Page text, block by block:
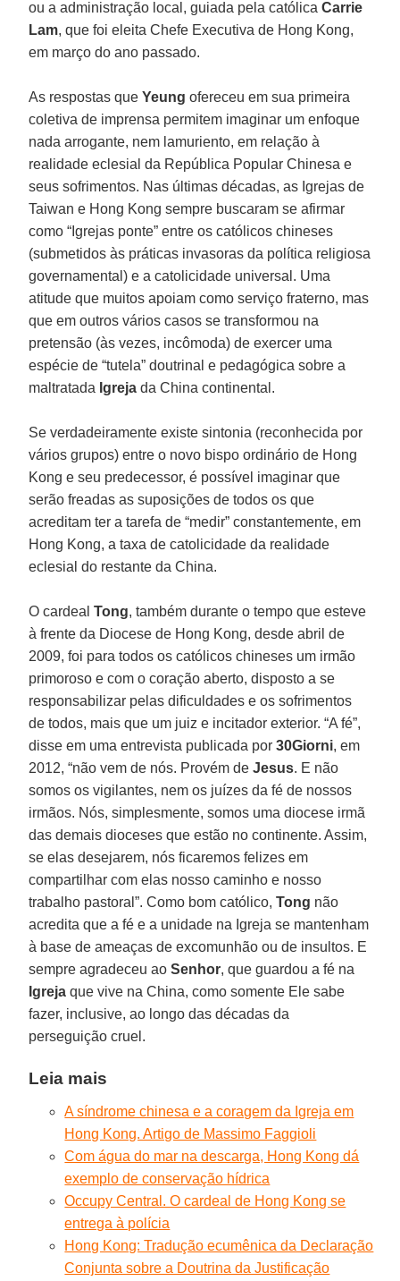
ou a administração local, guiada pela católicaCarrie
Lam, que foi eleita Chefe Executiva de Hong Kong,
em março do ano passado.
As respostas queYeung ofereceu em sua primeira
coletiva de imprensa permitem imaginar um enfoque
nada arrogante, nem lamuriento, em relação à
realidade eclesial da República Popular Chinesa e
seus sofrimentos. Nas últimas décadas, as Igrejas de
Taiwan e Hong Kong sempre buscaram se afirmar
como “Igrejas ponte” entre os católicos chineses
(submetidos às práticas invasoras da política religiosa
governamental) e a catolicidade universal. Uma
atitude que muitos apoiam como serviço fraterno, mas
que em outros vários casos se transformou na
pretensão (às vezes, incômoda) de exercer uma
espécie de “tutela” doutrinal e pedagógica sobre a
maltratada Igreja da China continental.
Se verdadeiramente existe sintonia (reconhecida por
vários grupos) entre o novo bispo ordinário de Hong
Kong e seu predecessor, é possível imaginar que
serão freadas as suposições de todos os que
acreditam ter a tarefa de “medir” constantemente, em
Hong Kong, a taxa de catolicidade da realidade
eclesial do restante da China.
O cardealTong, também durante o tempo que esteve
à frente da Diocese de Hong Kong, desde abril de
2009, foi para todos os católicos chineses um irmão
primoroso e com o coração aberto, disposto a se
responsabilizar pelas dificuldades e os sofrimentos
de todos, mais que um juiz e incitador exterior. “A fé”,
disse em uma entrevista publicada por30Giorni, em
2012, “não vem de nós. Provém deJesus. E não
somos os vigilantes, nem os juízes da fé de nossos
irmãos. Nós, simplesmente, somos uma diocese irmã
das demais dioceses que estão no continente. Assim,
se elas desejarem, nós ficaremos felizes em
compartilhar com elas nosso caminho e nosso
trabalho pastoral”. Como bom católico,Tong não
acredita que a fé e a unidade na Igreja se mantenham
à base de ameaças de excomunhão ou de insultos. E
sempre agradeceu aoSenhor, que guardou a fé na
Igreja que vive na China, como somente Ele sabe
fazer, inclusive, ao longo das décadas da
perseguição cruel.
Leia mais
A síndrome chinesa e a coragem da Igreja em
Hong Kong. Artigo de Massimo Faggioli
Com água do mar na descarga, Hong Kong dá
exemplo de conservação hídrica
Occupy Central. O cardeal de Hong Kong se
entrega à polícia
Hong Kong: Tradução ecumênica da Declaração
Conjunta sobre a Doutrina da Justificação